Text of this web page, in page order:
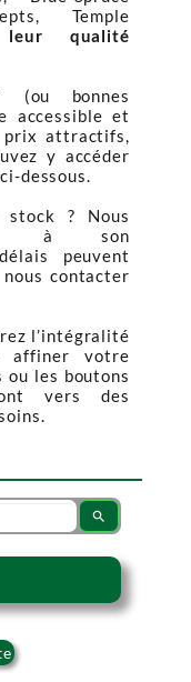
Temple
leur qualité
(ou bonnes
accessible et
prix attractifs,
y accéder
dessous.
? Nous
à son
peuvent
contacter
l’intégralité
affiner votre
ou les boutons
vers des
search